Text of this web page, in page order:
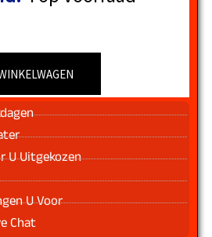
U Uitgekozen
U Voor
Chat